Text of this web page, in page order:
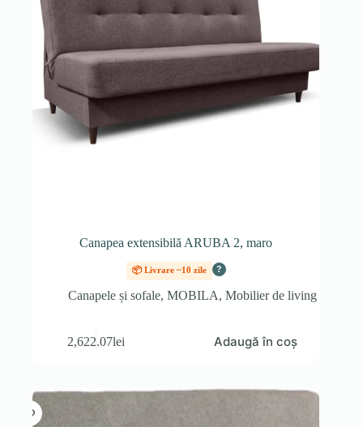
Canapea extensibilă ARUBA 2, maro
📦 Livrare ~10 zile ?
Canapele și sofale, MOBILA, Mobilier de living
2,622.07lei Adaugă în coș